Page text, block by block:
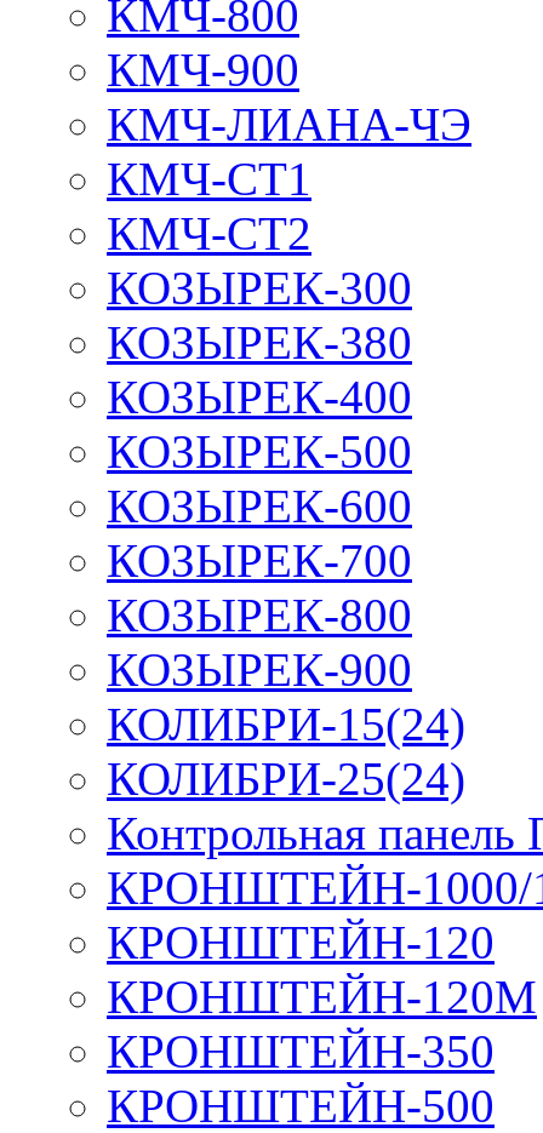
КМЧ-800
КМЧ-900
КМЧ-ЛИАНА-ЧЭ
КМЧ-СТ1
КМЧ-СТ2
КОЗЫРЕК-300
КОЗЫРЕК-380
КОЗЫРЕК-400
КОЗЫРЕК-500
КОЗЫРЕК-600
КОЗЫРЕК-700
КОЗЫРЕК-800
КОЗЫРЕК-900
КОЛИБРИ-15(24)
КОЛИБРИ-25(24)
Контрольная
КРОНШТЕЙН-1000/
КРОНШТЕЙН-120
КРОНШТЕЙН-120М
КРОНШТЕЙН-350
КРОНШТЕЙН-500